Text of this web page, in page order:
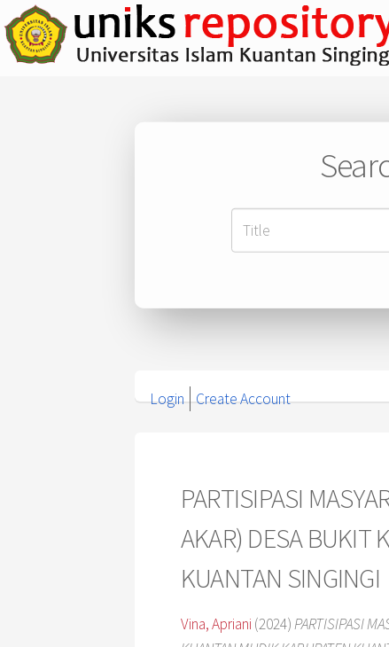
Login Create Account
PARTISIPASI
AKAR) DESA BUKIT
KUANTAN SINGINGI
Vina, Apriani (2024)PARTISIPASI